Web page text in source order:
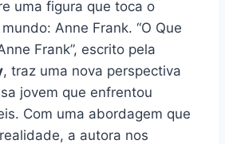
uma figura que toca o
Anne Frank. “O Que
Frank”, escrito pela
, traz uma nova perspectiva
jovem que enfrentou
Com uma abordagem que
a autora nos